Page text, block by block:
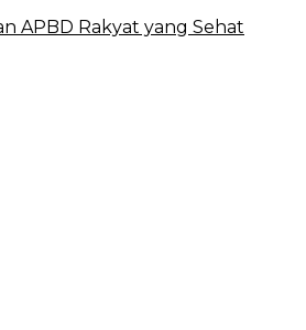
APBD Rakyat yang Sehat